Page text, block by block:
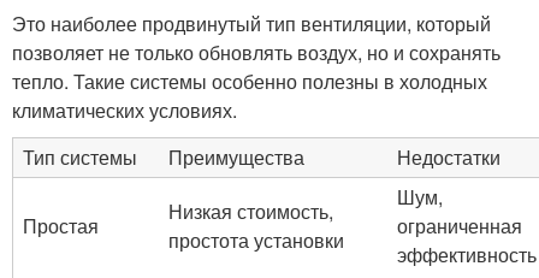
Это наиболее продвинутый тип вентиляции, который
позволяет не только обновлять воздух, но и сохранять
тепло. Такие системы особенно полезны в холодных
климатических условиях.
Тип системы
Преимущества Недостатки
Простая
Низкая стоимость,
простота установки
Шум,
ограниченная
эффективность